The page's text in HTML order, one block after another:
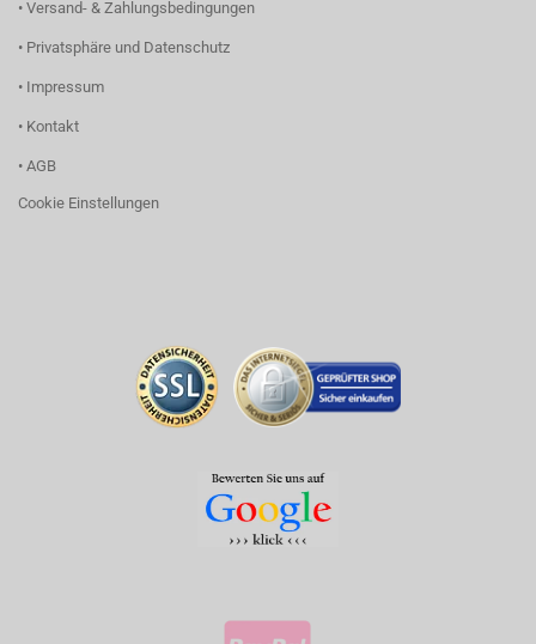
• Versand- & Zahlungsbedingungen
• Privatsphäre und Datenschutz
• Impressum
• Kontakt
• AGB
Cookie Einstellungen